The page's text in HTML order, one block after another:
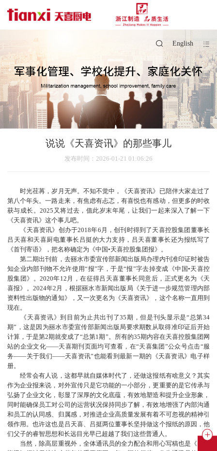
English
说说《天喜资讯》的那些事儿
发布时间 ：2026-01-21 01:06:26
时光荏苒，岁月无声。不知不觉中，《天喜资讯》已陪伴大家走过了
第八个年头。一路走来，有焦虑有忐忑，有喜悦也有感动，但更多的时收
获与成长。2025又将过去，值此岁末年尾，让我们一起来深入了解一下
《天喜资讯》这个事儿吧。
《天喜资讯》创办于2018年6月，创刊时得到了天喜控股集团董事长
吕天喜和天喜厨电董事长吕挺的大力支持，吕天喜董事长还为报纸写了
《首刊寄语》，把名称确定为《中国•天喜控股集团报》。
第二期出刊前，去丽水市委宣传部新闻出版局办理内刊准印证时被告
知企业内部刊物不允许使用“报”字，于是“报”字去掉变成《中国•天喜控
股集团》。2020年12月，在征得吕天喜董事长同意后，正式更名为《天
喜报》。2024年2月，根据丽水市新闻出版局《关于进一步规范管理内部
资料性出版物的通知》，又一次更名为《天喜资讯》，这个名称一直用到
现在。
《天喜资讯》到目前为止共出刊了35期，但是刊头显示是“总第34
期”，这是因为丽水市委宣传部新闻出版局要求期数从取得准印证后开始
计算，于是第2期就变成了“总第1期”。所有的35期内容在天喜控股集团网
站的企业文化——天喜期刊页面均可查看，在“天喜集团”公众号点击“服
务——关于我们——天喜资讯”也能看到最新一期的《天喜资讯》电子样
册。
经常会有人说，这都早就自媒体时代了，还做这报纸有啥意义？其实
作为企业报来说，对外宣传只是它功能的一小部分，更重要的是它传承与
弘扬了企业文化，彰显了深厚的文化底蕴，有效地塑造和提升企业形象，
同时能确保员工对公司的运营状况保持同步了解，有效地增强了内部沟通
和员工的认同感、归属感，对推进企业高质量发展有着不可忽视的精神引
领作用。也许这也是吕天喜、吕挺两位董事长坚持做这个报纸的原因，他
们父子的睿智思想和长远目光早已超越了我们这些普通人。
当然，除高层重视外，全体通讯员的全力配合和用心写稿也是《天喜